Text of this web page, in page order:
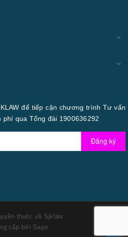
để tiếp cận chương trình Tư vấn
phí qua Tổng đài 1900636292
Đăng ký
thuộc về Sjklaw
cấp bởi Sapo